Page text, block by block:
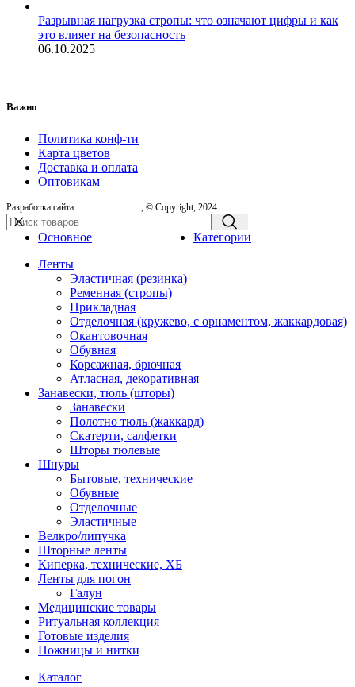
Разрывная нагрузка стропы: что означают цифры и как
это влияет на безопасность
06.10.2025
Важно
Политика конф-ти
Карта цветов
Доставка и оплата
Оптовикам
Разработка сайта , © Copyright, 2024
Основное
Категории
Ленты
Эластичная (резинка)
Ременная (стропы)
Прикладная
Отделочная (кружево, с орнаментом, жаккардовая)
Окантовочная
Обувная
Корсажная, брючная
Атласная, декоративная
Занавески, тюль (шторы)
Занавески
Полотно тюль (жаккард)
Скатерти, салфетки
Шторы тюлевые
Шнуры
Бытовые, технические
Обувные
Отделочные
Эластичные
Велкро/липучка
Шторные ленты
Киперка, технические, ХБ
Ленты для погон
Галун
Медицинские товары
Ритуальная коллекция
Готовые изделия
Ножницы и нитки
Каталог